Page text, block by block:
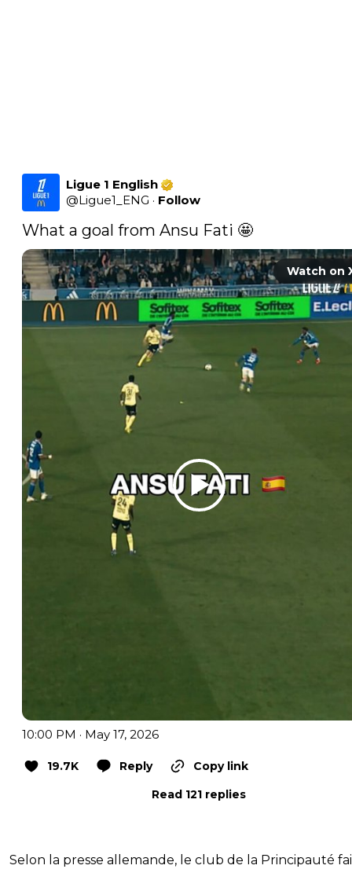
Ligue 1 English
@Ligue1_ENG · Follow
What a goal from Ansu Fati 🤩
Watch on
10:00 PM · May 17, 2026
19.7K Reply
Copy link
Read 121 replies
Selon la presse allemande, le club de la Principauté